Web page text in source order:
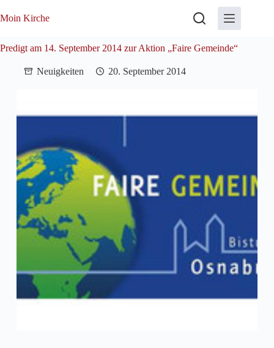
Inhalt
Moin Kirche
Predigt am 14. September 2014 zur Aktion „Faire Gemeinde“
Neuigkeiten 20. September 2014